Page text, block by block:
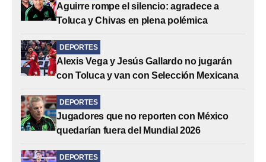
Aguirre rompe el silencio: agradece a
Toluca y Chivas en plena polémica
DEPORTES
Alexis Vega y Jesús Gallardo no jugarán
con Toluca y van con Selección Mexicana
DEPORTES
Jugadores que no reporten con México
quedarían fuera del Mundial 2026
DEPORTES